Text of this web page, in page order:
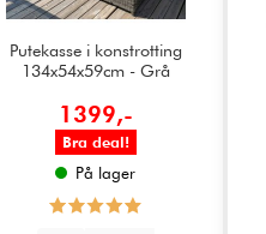
Putekasse i konstrotting
134x54x59cm - Grå
1399,-
Bra deal!
På lager